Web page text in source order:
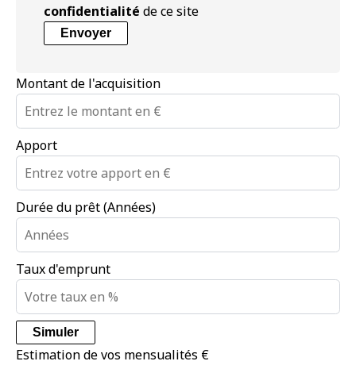
confidentialité de ce site
Envoyer
Montant de l'acquisition
Apport
Durée du prêt (Années)
Taux d'emprunt
Simuler
Estimation de vos mensualités €